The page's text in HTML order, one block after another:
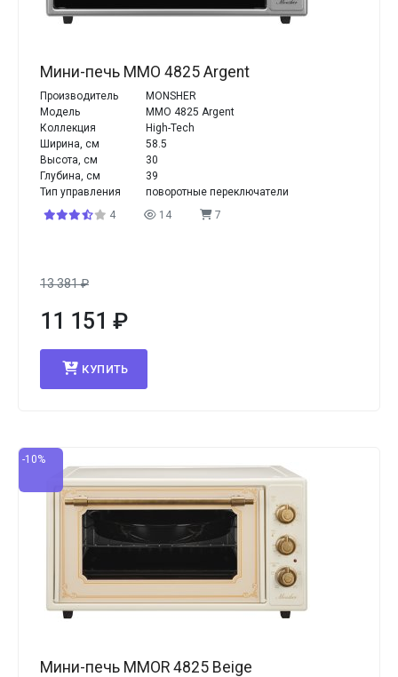
Мини-печь MMO 4825 Argent
Производитель
MONSHER
Модель
MMO 4825 Argent
Коллекция
High-Tech
Ширина, см
58.5
Высота, см
30
Глубина, см
39
Тип управления
поворотные переключатели
4
14 7
13 381₽
11 151 ₽
КУПИТЬ
-10%
Мини-печь MMOR 4825 Beige